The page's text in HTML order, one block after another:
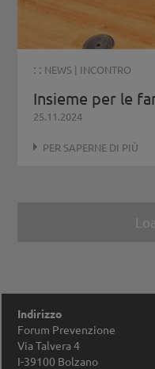
: : NEWS | INCONTRO
Insieme per le
25.11.2024
PER SAPERNE DI PIÙ
Indirizzo
Forum Prevenzione
Via Talvera 4
I-39100 Bolzano